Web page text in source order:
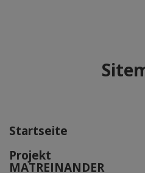
Startseite
Projekt
MATREINANDER